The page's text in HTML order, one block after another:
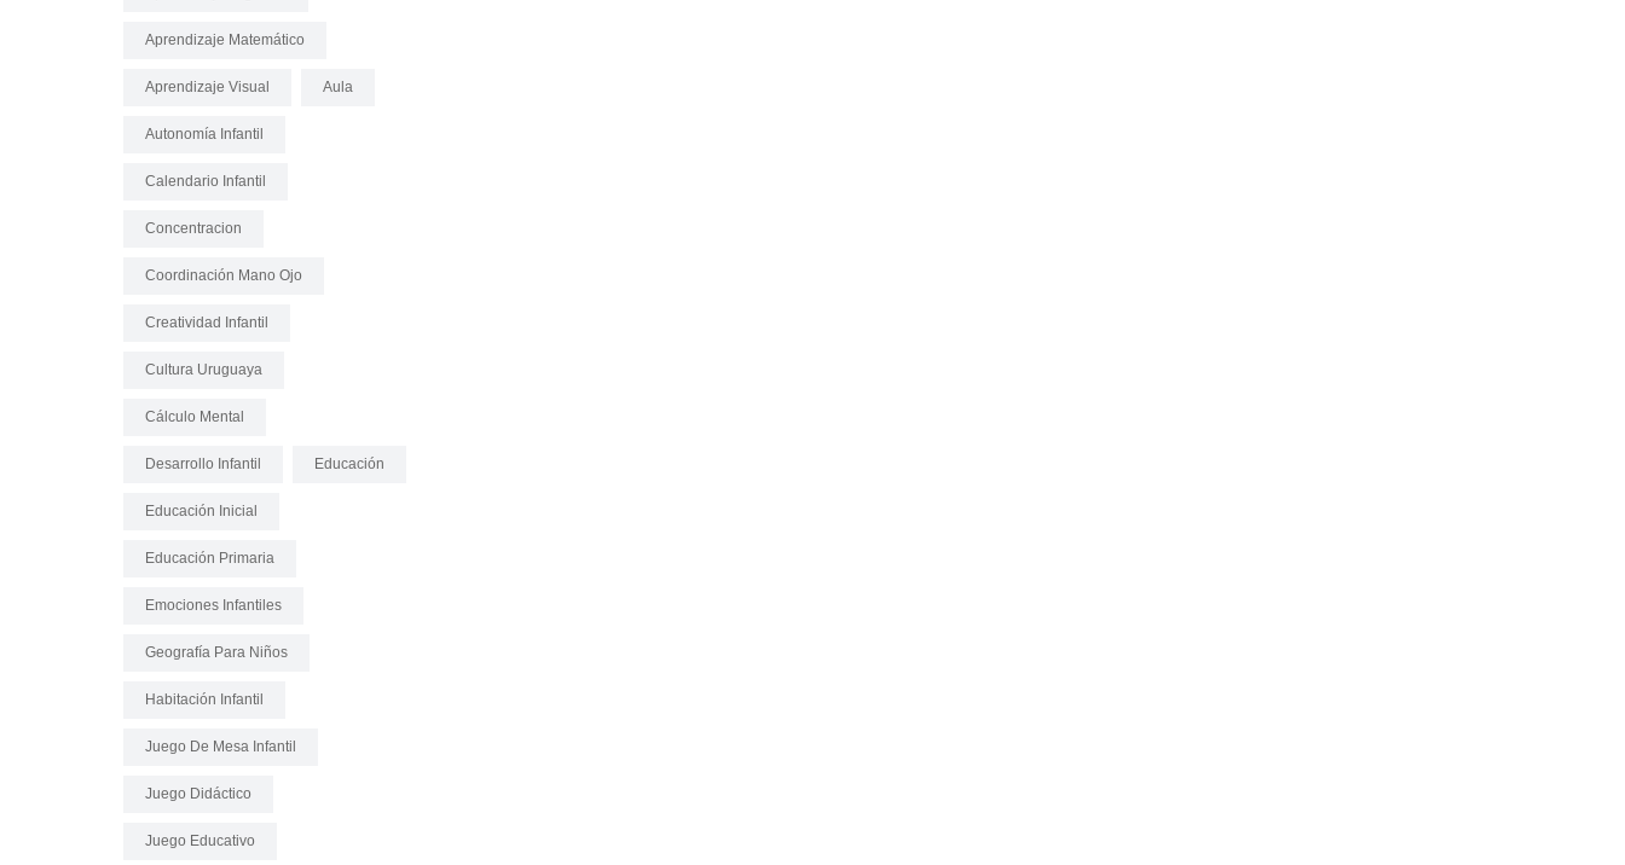
Aprendizaje Matemático
Aprendizaje Visual Aula
Autonomía Infantil
Calendario Infantil
Concentracion
Coordinación Mano Ojo
Creatividad Infantil
Cultura Uruguaya
Cálculo Mental
Desarrollo Infantil Educación
Educación Inicial
Educación Primaria
Emociones Infantiles
Geografía Para Niños
Habitación Infantil
Juego De Mesa Infantil
Juego Didáctico
Juego Educativo